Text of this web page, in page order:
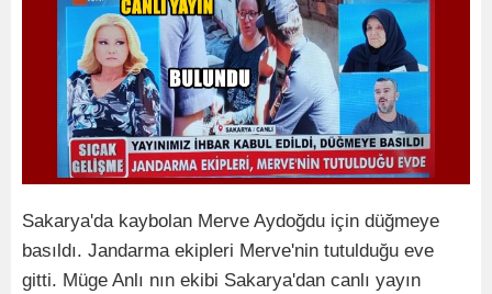
Sakarya'da kaybolan Merve Aydoğdu için düğmeye
basıldı. Jandarma ekipleri Merve'nin tutulduğu eve
gitti. Müge Anlı nın ekibi Sakarya'dan canlı yayın